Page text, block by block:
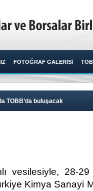
FOTOĞRAF GALERİSİ
TOBB’da buluşacak
vesilesiyle, 28-
Kimya Sanayi